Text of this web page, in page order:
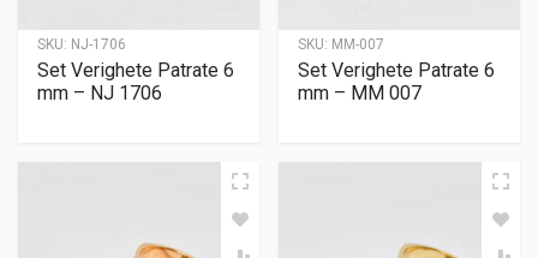
SKU: NJ-1706
Set Verighete Patrate 6
mm – NJ 1706
SKU: MM-007
Set Verighete Patrate 6
mm – MM 007